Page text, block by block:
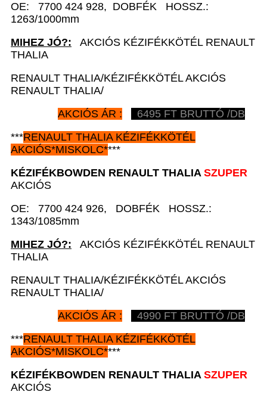
OE: 7700 424 928, DOBFÉK HOSSZ.:
1263/1000mm
MIHEZ JÓ?: AKCIÓS KÉZIFÉKKÖTÉL RENAULT
THALIA
RENAULT THALIA/KÉZIFÉKKÖTÉL AKCIÓS
RENAULT THALIA/
AKCIÓS ÁR :
6495 FT BRUTTÓ /DB
***RENAULT THALIA KÉZIFÉKKÖTÉL
AKCIÓS*MISKOLC****
KÉZIFÉKBOWDEN RENAULT THALIA SZUPER
AKCIÓS
OE: 7700 424 926, DOBFÉK HOSSZ.:
1343/1085mm
MIHEZ JÓ?: AKCIÓS KÉZIFÉKKÖTÉL RENAULT
THALIA
RENAULT THALIA/KÉZIFÉKKÖTÉL AKCIÓS
RENAULT THALIA/
AKCIÓS ÁR :
4990 FT BRUTTÓ /DB
***RENAULT THALIA KÉZIFÉKKÖTÉL
AKCIÓS*MISKOLC****
KÉZIFÉKBOWDEN RENAULT THALIA SZUPER
AKCIÓS